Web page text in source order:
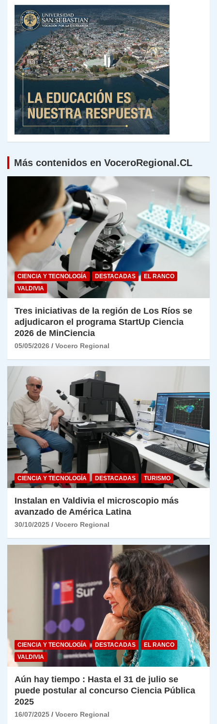
Más contenidos en VoceroRegional.CL
CIENCIA Y TECNOLOGÍA DESTACADAS
EL RANCO
VALDIVIA
Tres iniciativas de la región de Los Ríos se
adjudicaron el programa StartUp Ciencia
2026 de MinCiencia
05/05/2026 Vocero Regional
CIENCIA Y TECNOLOGÍA DESTACADAS TURISMO
Instalan en Valdivia el microscopio más
avanzado de América Latina
30/10/2025 Vocero Regional
CIENCIA Y TECNOLOGÍA DESTACADAS
EL RANCO
VALDIVIA
Aún hay tiempo : Hasta el 31 de julio se
puede postular al concurso Ciencia Pública
2025
16/07/2025 Vocero Regional